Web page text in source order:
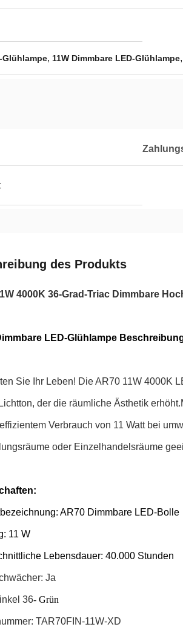
Glühlampe, 11W Dimmbare LED-Glühlampe,
des Produkts
4000K 36-Grad-Triac Dimmbare
LED-Glühlampe
Sie Ihr Leben! Die AR70 11W 4000K
der die räumliche Ästhetik
Verbrauch von 11 Watt bei
oder Einzelhandelsräume
AR70 Dimmbare LED-Bolle
11 W
Lebensdauer: 40.000 Stunden
Ja
36- Grün
TAR70FIN-11W-XD